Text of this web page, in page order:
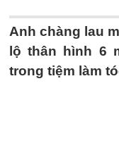
Anh chàng lau
lộ thân hình 6
trong tiệm làm